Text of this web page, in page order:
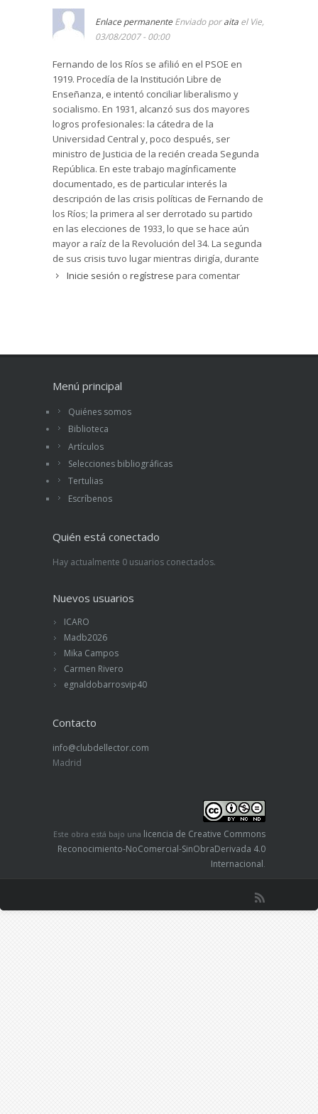
Enlace permanente Enviado poraita el Vie,
03/08/2007 - 00:00
Fernando de los Ríos se afilió en el PSOE en
1919. Procedía de la Institución Libre de
Enseñanza, e intentó conciliar liberalismo y
socialismo. En 1931, alcanzó sus dos mayores
logros profesionales: la cátedra de la
Universidad Central y, poco después, ser
ministro de Justicia de la recién creada Segunda
República. En este trabajo magínficamente
documentado, es de particular interés la
descripción de las crisis políticas de Fernando de
los Ríos; la primera al ser derrotado su partido
en las elecciones de 1933, lo que se hace aún
mayor a raíz de la Revolución del 34. La segunda
de sus crisis tuvo lugar mientras dirigía, durante
la Guerra Civil, la Embajada de Washington al ser
Inicie sesión o regístrese para comentar
Menú principal
Quiénes somos
Biblioteca
Artículos
Selecciones bibliográficas
Tertulias
Escríbenos
Quién está conectado
Hay actualmente 0 usuarios conectados.
Nuevos usuarios
ICARO
Madb2026
Mika Campos
Carmen Rivero
egnaldobarrosvip40
Contacto
info@clubdellector.com
Madrid
Este obra está bajo una licencia de Creative Commons
Reconocimiento-NoComercial-SinObraDerivada 4.0
Internacional